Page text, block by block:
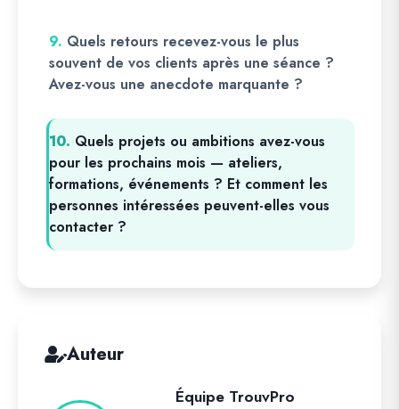
9. Quels retours recevez-vous le plus
souvent de vos clients après une séance ?
Avez-vous une anecdote marquante ?
10. Quels projets ou ambitions avez-vous
pour les prochains mois — ateliers,
formations, événements ? Et comment les
personnes intéressées peuvent-elles vous
contacter ?
Auteur
Équipe TrouvPro